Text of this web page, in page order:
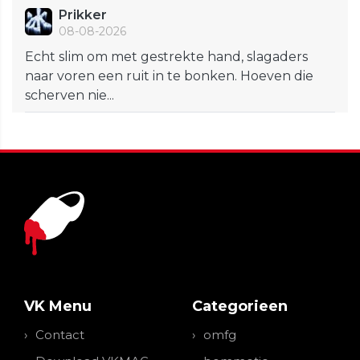
Prikker
08-08-2026
Echt slim om met gestrekte hand, slagaders
naar voren een ruit in te bonken. Hoeven die
scherven nie...
VK Menu
Contact
Categorieen
omfg